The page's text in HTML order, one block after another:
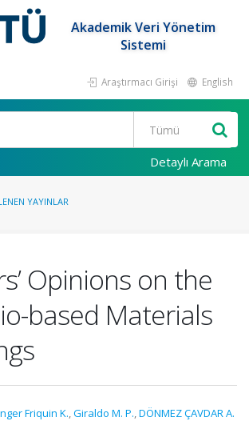
Akademik Veri Yönetim
Sistemi
Araştırmacı Girişi English
Detaylı Arama
YAYINLAR
Opinions on the
based Materials
Friquin K.,Giraldo M. P.,DÖNMEZ ÇAVDAR A.